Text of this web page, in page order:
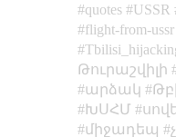
quotes
USSR
flight-from-ussr
Թուրաշվիլի
արձակ
ԽՍՀՄ
միջադեպ